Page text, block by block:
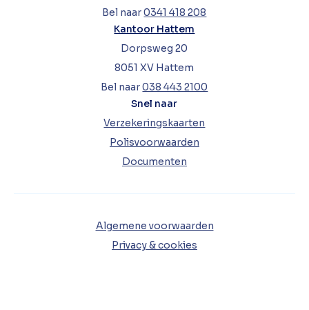
Bel naar0341 418 208
Kantoor Hattem
Dorpsweg 20
8051 XV Hattem
Bel naar038 443 2100
Snel naar
Verzekeringskaarten
Polisvoorwaarden
Documenten
Algemene voorwaarden
Privacy & cookies